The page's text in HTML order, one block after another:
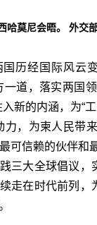
哈莫尼会晤。 外交
历经国际风云
道，落实两国
新的内涵，为“
力，为柬人民带
可信赖的伙伴和
三大全球倡议，
走在时代前列，